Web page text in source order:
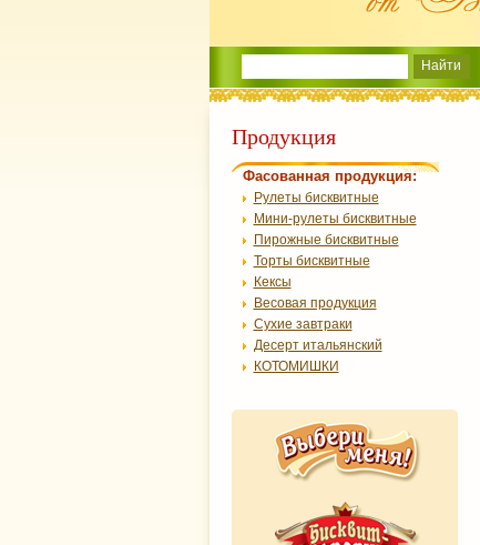
Продукция
Фасованная продукция:
Рулеты бисквитные
Мини-рулеты бисквитные
Пирожные бисквитные
Торты бисквитные
Кексы
Весовая продукция
Сухие завтраки
Десерт итальянский
КОТОМИШКИ